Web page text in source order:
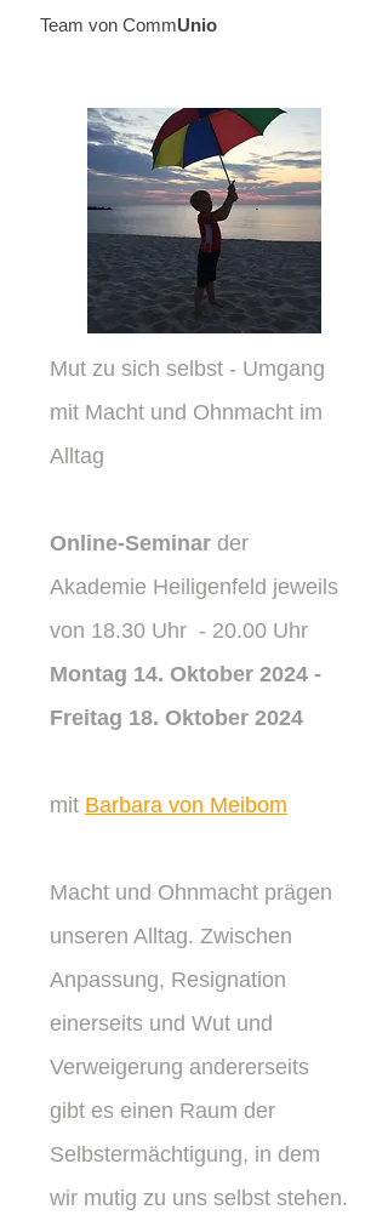
Team von CommUnio
Mut zu sich selbst - Umgang
mit Macht und Ohnmacht im
Alltag
Online-Seminar der
Akademie Heiligenfeld jeweils
von 18.30 Uhr - 20.00 Uhr
Montag 14. Oktober 2024 -
Freitag 18. Oktober 2024
mit Barbara von Meibom
Macht und Ohnmacht prägen
unseren Alltag. Zwischen
Anpassung, Resignation
einerseits und Wut und
Verweigerung andererseits
gibt es einen Raum der
Selbstermächtigung, in dem
wir mutig zu uns selbst stehen.